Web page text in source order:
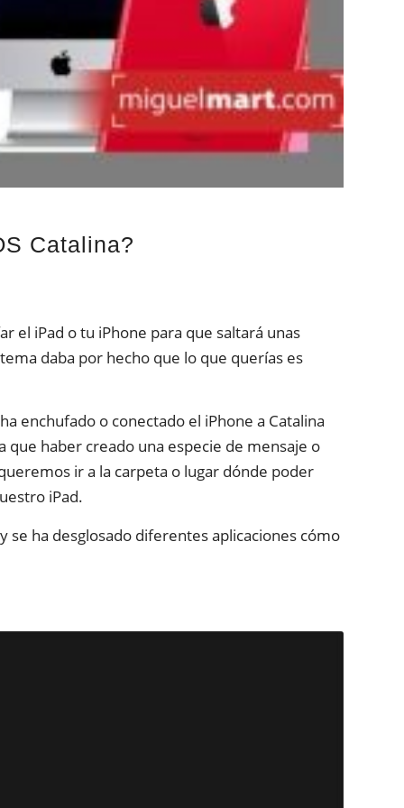
Catalina?
el iPad o tu iPhone para que saltará unas
daba por hecho que lo que querías es
enchufado o conectado el iPhone a Catalina
haber creado una especie de mensaje o
ir a la carpeta o lugar dónde poder
iPad.
se ha desglosado diferentes aplicaciones cómo